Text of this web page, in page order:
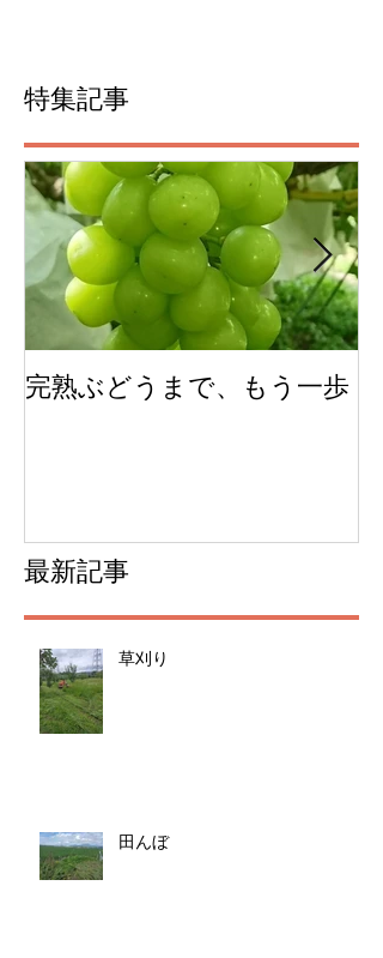
特集記事
完熟ぶどうまで、もう一歩
最新記事
草刈り
田んぼ